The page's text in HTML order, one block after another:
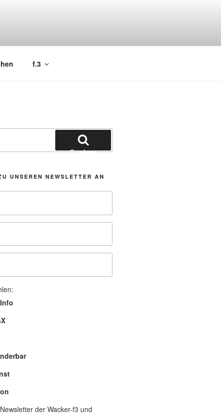
f.3
Suchen
UNSEREN NEWSLETTER AN
der Wacker-f3 und